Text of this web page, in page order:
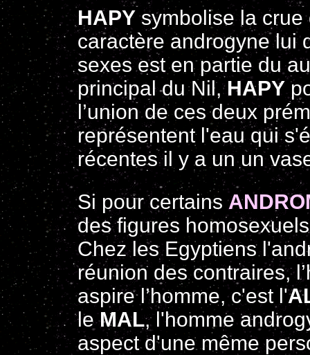
HAPYsymbolise la crue
caractère androgyne lui
sexes est en partie du
principal du Nil,HAPY
l’union de ces deux
représentent l'eau qui
récentes il y a un un
Si pour certains
des figures
Chez les Egyptiens
réunion des contraires,
aspire l’homme, c'est l'
leMAL, l'homme
aspect d'une même